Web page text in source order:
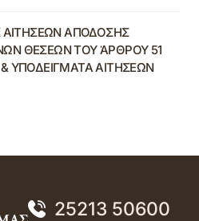
ΑΠΟΔΟΣΗΣ
ΘΕΣΕΩΝ ΤΟΥ ΆΡΘΡΟΥ 51
ΑΙΤΗΣΕΩΝ
25213 50600